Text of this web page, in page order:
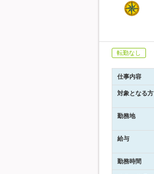
転勤なし
仕事内容
対象となる方
勤務地
給与
勤務時間